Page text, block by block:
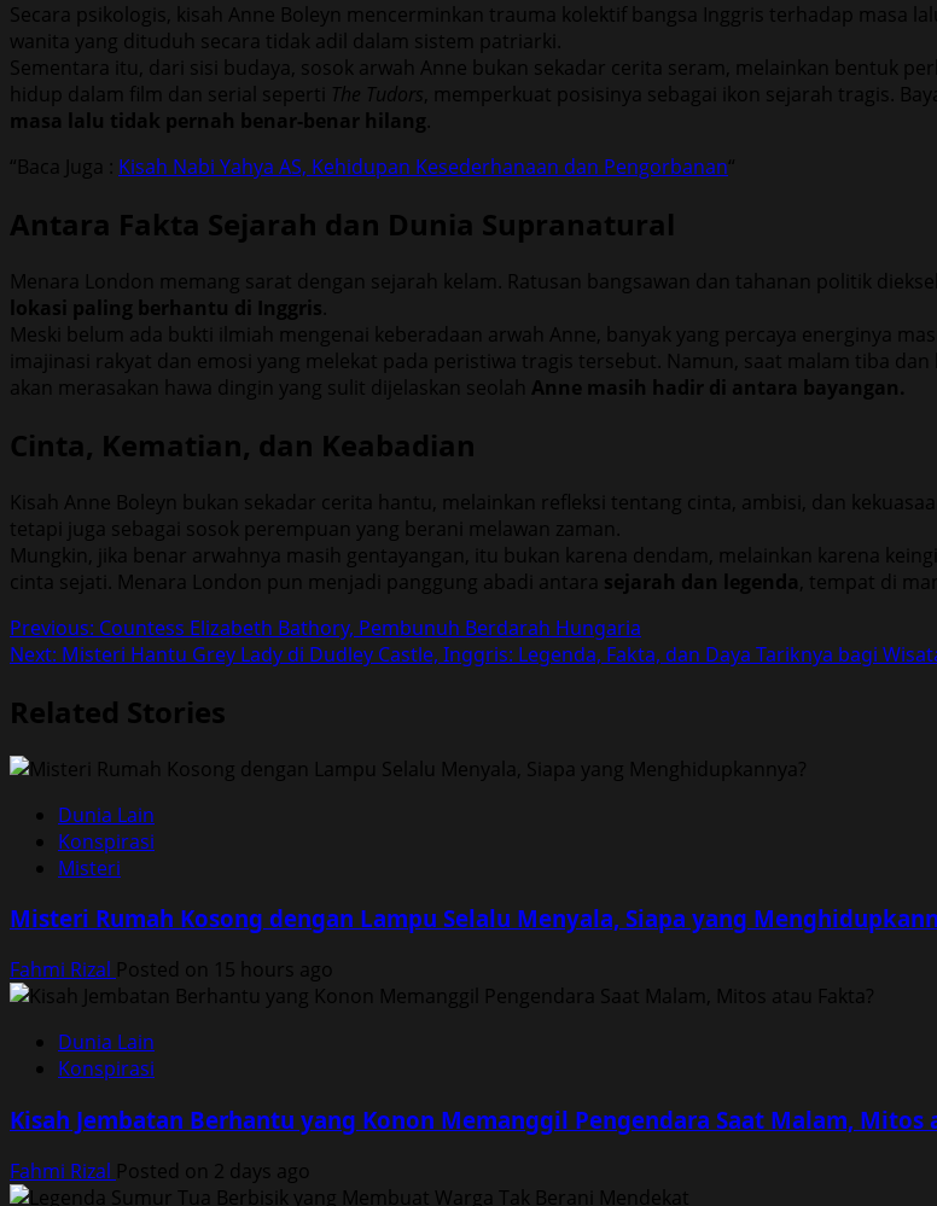
Secara psikologis, kisah Anne Boleyn mencerminkan trauma kolektif bangsa Inggris terhadap masa
wanita yang dituduh secara tidak adil dalam sistem patriarki.
Sementara itu, dari sisi budaya, sosok arwah Anne bukan sekadar cerita seram, melainkan bentuk
hidup dalam film dan serial seperti The Tudors, memperkuat posisinya sebagai ikon sejarah tragis.
masa lalu tidak pernah benar-benar hilang.
“Baca Juga : Kisah Nabi Yahya AS, Kehidupan Kesederhanaan dan Pengorbanan“
Antara Fakta Sejarah dan Dunia Supranatural
Menara London memang sarat dengan sejarah kelam. Ratusan bangsawan dan tahanan politik
lokasi paling berhantu di Inggris.
Meski belum ada bukti ilmiah mengenai keberadaan arwah Anne, banyak yang percaya energinya
imajinasi rakyat dan emosi yang melekat pada peristiwa tragis tersebut. Namun, saat malam tiba
akan merasakan hawa dingin yang sulit dijelaskan seolah Anne masih hadir di antara bayangan.
Cinta, Kematian, dan Keabadian
Kisah Anne Boleyn bukan sekadar cerita hantu, melainkan refleksi tentang cinta, ambisi, dan
tetapi juga sebagai sosok perempuan yang berani melawan zaman.
Mungkin, jika benar arwahnya masih gentayangan, itu bukan karena dendam, melainkan karena
cinta sejati. Menara London pun menjadi panggung abadi antara sejarah dan legenda, tempat di
Post
navigation
Previous: Countess Elizabeth Bathory, Pembunuh Berdarah Hungaria
Next: Misteri Hantu Grey Lady di Dudley Castle, Inggris: Legenda, Fakta, dan Daya Tariknya bagi
Related Stories
Dunia Lain
Konspirasi
Misteri
Misteri Rumah Kosong dengan Lampu Selalu Menyala, Siapa yang
Fahmi Rizal Posted on 15 hours ago
Dunia Lain
Konspirasi
Kisah Jembatan Berhantu yang Konon Memanggil Pengendara Saat Malam, Mitos
Fahmi Rizal Posted on 2 days ago